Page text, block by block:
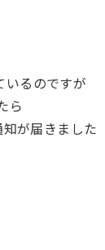
いるのですが
ら
が届きました